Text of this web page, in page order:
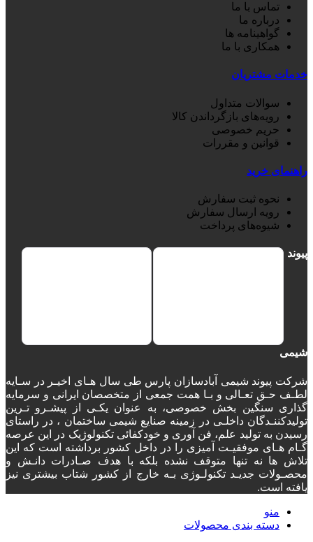
تماس با ما
درباره ما
گواهینامه ها
همکاری با ما
خدمات مشتریان
سوالات متداول
رویه‌های بازگرداندن کالا
حریم خصوصی
قوانین و مقررات
راهنمای خرید
نحوه ثبت سفارش
رویه ارسال سفارش
شیوه‌های پرداخت
پیوند
شیمی
شرکت پیوند شیمی آبادسازان پارس طی سال هـای اخیـر در سـایه
لطـف حـق تعـالی و بـا همت جمعی از متخصصان ایرانی و سرمایه
گذاری سنگین بخش خصوصی، به عنوان یکـی از پیشـرو تـرین
تولیدکننـدگان داخلـی در زمینه صنایع شیمی ساختمان ، در راستای
رسیدن به تولید علم، فن آوری و خودکفائی تکنولوژیک در این عرصه
گـام هـای موفقیـت آمیزی را در داخل کشور برداشته است که این
تلاش ها نه تنها متوقف نشده بلکه با هدف صـادرات دانـش و
محصـولات جدیـد تکنولـوژی بـه خارج از کشور شتاب بیشتری نیز
یافته است.
منو
دسته‌ بندی محصولات